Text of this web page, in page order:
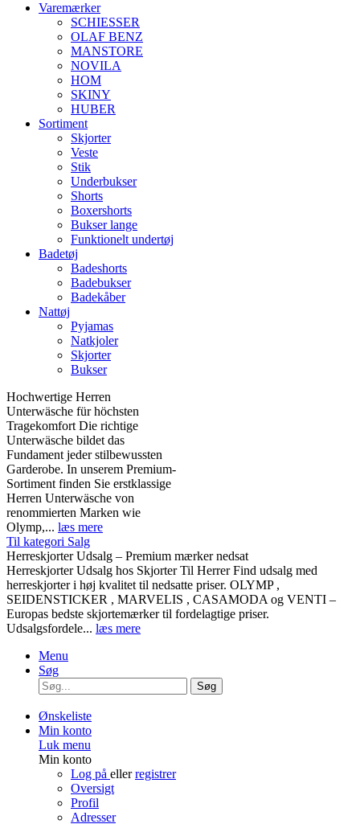
Varemærker
SCHIESSER
OLAF BENZ
MANSTORE
NOVILA
HOM
SKINY
HUBER
Sortiment
Skjorter
Veste
Stik
Underbukser
Shorts
Boxershorts
Bukser lange
Funktionelt undertøj
Badetøj
Badeshorts
Badebukser
Badekåber
Nattøj
Pyjamas
Natkjoler
Skjorter
Bukser
Hochwertige Herren
Unterwäsche für höchsten
Tragekomfort Die richtige
Unterwäsche bildet das
Fundament jeder stilbewussten
Garderobe. In unserem Premium-
Sortiment finden Sie erstklassige
Herren Unterwäsche von
renommierten Marken wie
Olymp,... læs mere
Til kategori Salg
Herreskjorter Udsalg – Premium mærker nedsat
Herreskjorter Udsalg hos Skjorter Til Herrer Find udsalg med
herreskjorter i høj kvalitet til nedsatte priser. OLYMP ,
SEIDENSTICKER , MARVELIS , CASAMODA og VENTI –
Europas bedste skjortemærker til fordelagtige priser.
Udsalgsfordele... læs mere
Menu
Søg
Søg
Ønskeliste
Min konto
Luk menu
Min konto
Log på ellerregistrer
Oversigt
Profil
Adresser